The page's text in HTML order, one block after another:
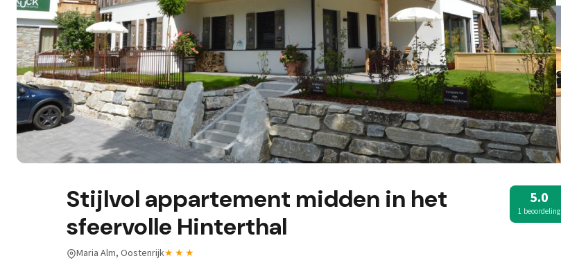
Stijlvol appartement midden in het
sfeervolle Hinterthal
5.0
1 beoordeling
Maria Alm, Oostenrijk★★★